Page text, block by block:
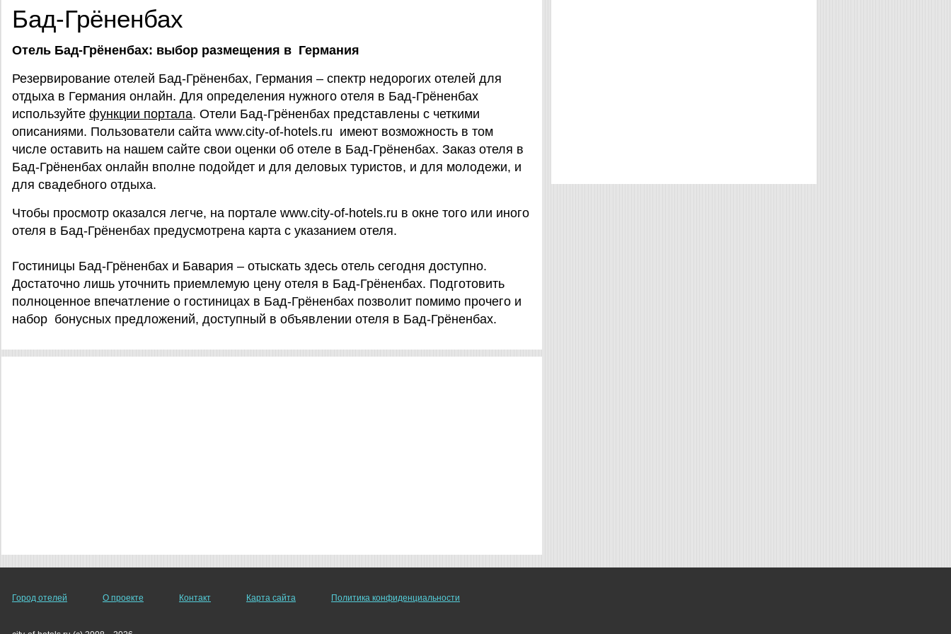
Бад-Грёненбах
Отель Бад-Грёненбах: выбор размещения в Германия
Резервирование отелей Бад-Грёненбах, Германия – спектр недорогих отелей для
отдыха в Германия онлайн. Для определения нужного отеля в Бад-Грёненбах
используйте функции портала. Отели Бад-Грёненбах представлены с четкими
описаниями. Пользователи сайта www.city-of-hotels.ru имеют возможность в том
числе оставить на нашем сайте свои оценки об отеле в Бад-Грёненбах. Заказ отеля в
Бад-Грёненбах онлайн вполне подойдет и для деловых туристов, и для молодежи, и
для свадебного отдыха.
Чтобы просмотр оказался легче, на портале www.city-of-hotels.ru в окне того или иного
отеля в Бад-Грёненбах предусмотрена карта с указанием отеля.
Гостиницы Бад-Грёненбах и Бавария – отыскать здесь отель сегодня доступно.
Достаточно лишь уточнить приемлемую цену отеля в Бад-Грёненбах. Подготовить
полноценное впечатление о гостиницах в Бад-Грёненбах позволит помимо прочего и
набор бонусных предложений, доступный в объявлении отеля в Бад-Грёненбах.
Город отелей О проекте Контакт Карта сайта Политика конфиденциальности